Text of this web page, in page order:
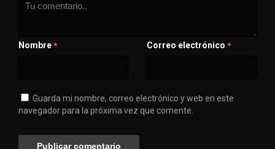
Nombre * Correo electrónico *
Guarda mi nombre, correo electrónico y web en este
navegador para la próxima vez que comente.